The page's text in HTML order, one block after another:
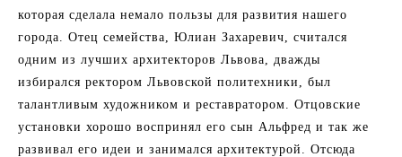
которая сделала немало пользы для развития нашего
города. Отец семейства, Юлиан Захаревич, считался
одним из лучших архитекторов Львова, дважды
избирался ректором Львовской политехники, был
талантливым художником и реставратором. Отцовские
установки хорошо воспринял его сын Альфред и так же
развивал его идеи и занимался архитектурой. Отсюда